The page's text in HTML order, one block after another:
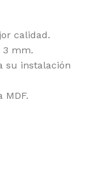
calidad.
3 mm.
su instalación
MDF.